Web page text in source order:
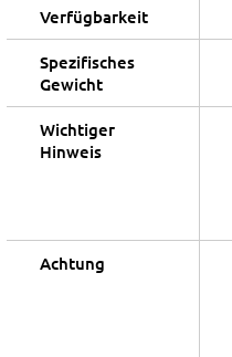
Verfügbarkeit
Spezifisches
Gewicht
Wichtiger
Hinweis
Achtung